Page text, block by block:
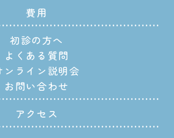
費用
初診の方へ
よくある質問
ンライン説明会
お問い合わせ
アクセス